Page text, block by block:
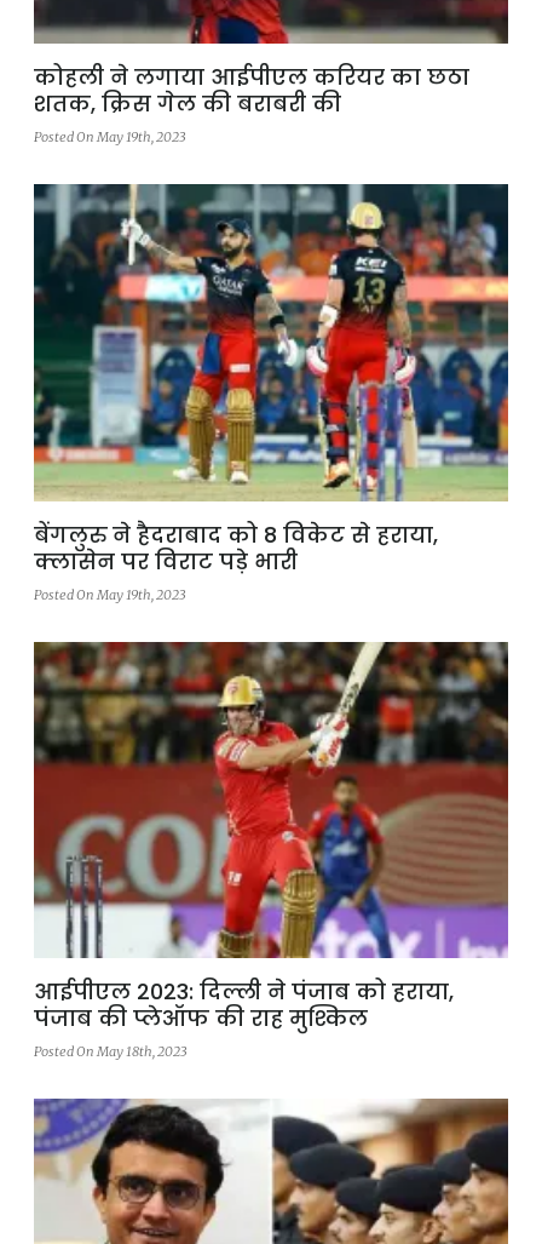
कोहली ने लगाया आईपीएल करियर का छठा
शतक, क्रिस गेल की बराबरी की
Posted On May 19th, 2023
बेंगलुरु ने हैदराबाद को 8 विकेट से हराया,
क्लासेन पर विराट पड़े भारी
Posted On May 19th, 2023
आईपीएल 2023: दिल्ली ने पंजाब को हराया,
पंजाब की प्लेऑफ की राह मुश्किल
Posted On May 18th, 2023